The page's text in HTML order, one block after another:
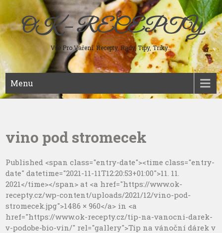
contentOK – RECEPTY
Vše Pro Vaření. Recepty, Rady, Tipy, Triky…
Menu
vino pod stromecek
Published <span class="entry-date"><time class="entry-
date" datetime="2021-11-11T12:20:53+01:00">11. 11.
2021</time></span> at <a href="https://www.ok-
recepty.cz/wp-content/uploads/2021/12/vino-pod-
stromecek.jpg">1486 × 960</a> in <a
href="https://www.ok-recepty.cz/tip-na-vanocni-darek-
v-podobe-bio-vin/" rel="gallery">Tip na vánoční dárek v